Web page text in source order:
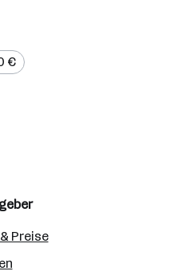
€
Preise